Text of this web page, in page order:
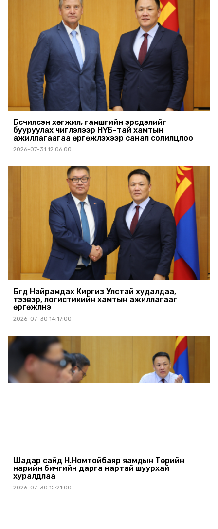
Бүсчилсэн хөгжил, гамшгийн эрсдэлийг
бууруулах чиглэлээр НҮБ-тай хамтын
ажиллагаагаа өргөжүүлэхээр санал солилцлоо
2026-07-31 12:06:00
Бүгд Найрамдах Киргиз Улстай худалдаа,
тээвэр, логистикийн хамтын ажиллагааг
өргөжүүлнэ
2026-07-30 14:17:00
Шадар сайд Н.Номтойбаяр яамдын Төрийн
нарийн бичгийн дарга нартай шуурхай
хуралдлаа
2026-07-30 12:21:00